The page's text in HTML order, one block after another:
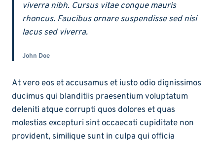
viverra nibh. Cursus vitae congue mauris
rhoncus. Faucibus ornare suspendisse sed nisi
lacus sed viverra.
John Doe
At vero eos et accusamus et iusto odio dignissimos
ducimus qui blanditiis praesentium voluptatum
deleniti atque corrupti quos dolores et quas
molestias excepturi sint occaecati cupiditate non
provident, similique sunt in culpa qui officia